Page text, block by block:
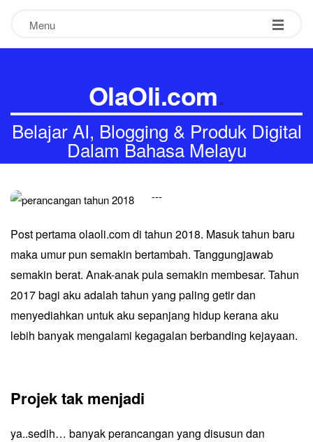
Menu
OlaOli.com.
Belajar AI, Blogging & Produk Digital
Dalam Bahasa Melayu
---
Post pertama olaoli.com di tahun 2018. Masuk tahun baru
maka umur pun semakin bertambah. Tanggungjawab
semakin berat. Anak-anak pula semakin membesar. Tahun
2017 bagi aku adalah tahun yang paling getir dan
menyediahkan untuk aku sepanjang hidup kerana aku
lebih banyak mengalami kegagalan berbanding kejayaan.
Projek tak menjadi
ya..sedih… banyak perancangan yang disusun dan